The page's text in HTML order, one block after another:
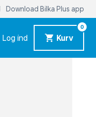
Download Bilka Plus app
Log ind Kurv
0